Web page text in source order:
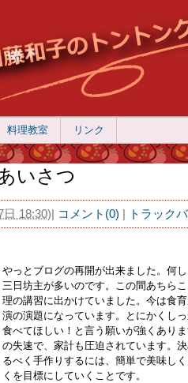
料理教室 リンク
いさつ
日 18:30)| コメント(0) | トラック
やっとブログの再開が出来ました。何
三日坊主が多いのです。この間あちら
理の講習に出かけていました。今は食
演の演題になっています。とにかくし
食べてほしい！と言う願いが強くあり
の失速で、家計も圧迫されています。
るべく手作りするには、簡単で美味し
くを目標にしていくことです。